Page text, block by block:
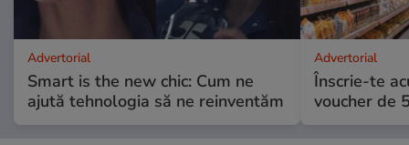
Advertorial
Smart is the new chic: Cum ne
ajută tehnologia să ne reinventăm
Advertorial
Înscrie-te
voucher de